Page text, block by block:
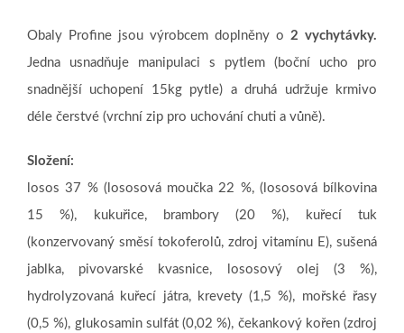
Obaly Profine jsou výrobcem doplněny o 2 vychytávky.
Jedna usnadňuje manipulaci s pytlem (boční ucho pro
snadnější uchopení 15kg pytle) a druhá udržuje krmivo
déle čerstvé (vrchní zip pro uchování chuti a vůně).
Složení:
losos 37 % (lososová moučka 22 %, (lososová bílkovina
15 %), kukuřice, brambory (20 %), kuřecí tuk
(konzervovaný směsí tokoferolů, zdroj vitamínu E), sušená
jablka, pivovarské kvasnice, lososový olej (3 %),
hydrolyzovaná kuřecí játra, krevety (1,5 %), mořské řasy
(0,5 %), glukosamin sulfát (0,02 %), čekankový kořen (zdroj